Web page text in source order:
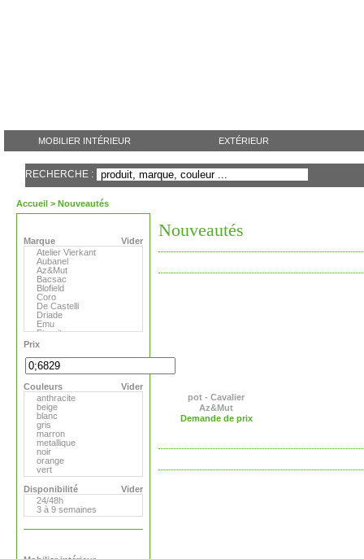
MOBILIER INTÉRIEUR EXTÉRIEUR
RECHERCHE :
Accueil > Nouveautés
Vider
Marque
Atelier Vierkant
Aubanel
Az&Mut
Bacsac
Blofield
Coro
De Castelli
Driade
Emu
Eternit
Eva Solo
Extremis
Fermob
Flora
Gandia Blasco
Magis
Paola Lenti
Roger Pradier
Royal VKB
Serralunga
Sywawa
Tribu
Versus
Virages
Prix
Vider
Couleurs
anthracite
beige
blanc
gris
marron
metallique
noir
orange
vert
Vider
Disponibilité
24/48h
3 à 9 semaines
Nouveautés
pot - Cavalier
Az&Mut
Demande de prix